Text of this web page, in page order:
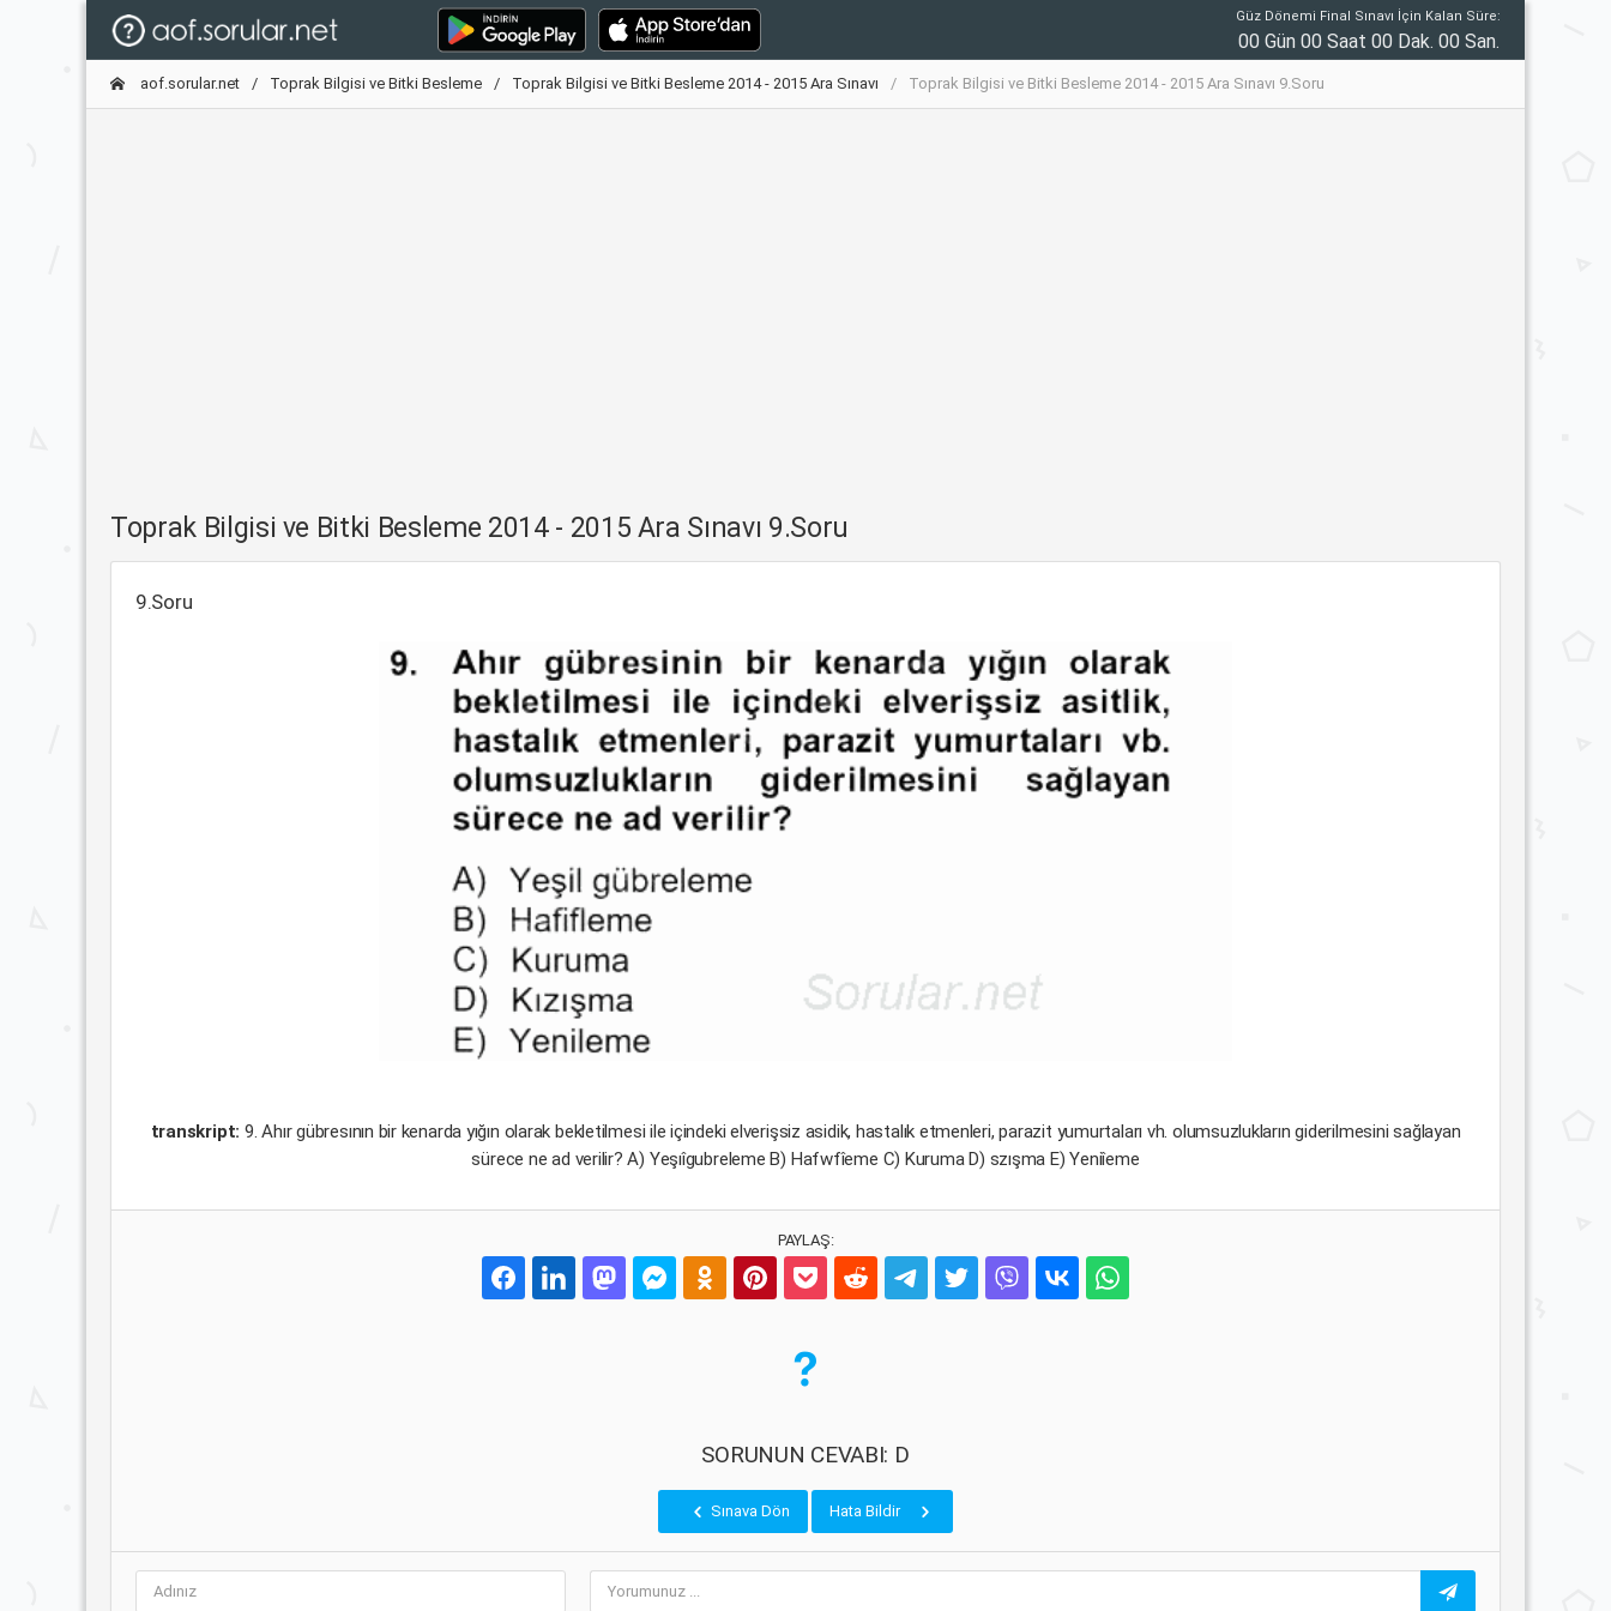
Güz Dönemi Final Sınavı İçin Kalan Süre:
00 Gün 00 Saat 00 Dak. 00 San.
aof.sorular.net Toprak Bilgisi ve Bitki Besleme Toprak Bilgisi ve Bitki Besleme 2014 - 2015 Ara Sınavı Toprak Bilgisi ve Bitki Besleme 2014 - 2015 Ara Sınavı 9.Soru
Toprak Bilgisi ve Bitki Besleme 2014 - 2015 Ara Sınavı 9.Soru
9.Soru
transkript: 9. Ahır gübresının bir kenarda yığın olarak bekletilmesi ile içindeki elverişsiz asidik, hastalık etmenleri, parazit yumurtaları vh. olumsuzlukların giderilmesini sağlayan
sürece ne ad verilir? A) Yeşıîgubreleme B) Hafwfîeme C) Kuruma D) szışma E) Yeniîeme
PAYLAŞ:
SORUNUN CEVABI: D
Sınava Dön Hata Bildir